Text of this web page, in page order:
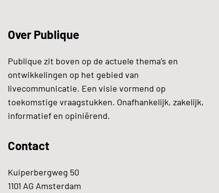
Over Publique
Publique zit boven op de actuele thema’s en
ontwikkelingen op het gebied van
livecommunicatie. Een visie vormend op
toekomstige vraagstukken. Onafhankelijk, zakelijk,
informatief en opiniërend.
Contact
Kuiperbergweg 50
1101 AG Amsterdam